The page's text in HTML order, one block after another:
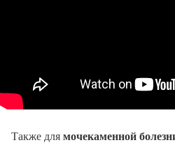
Также длямочекаменной